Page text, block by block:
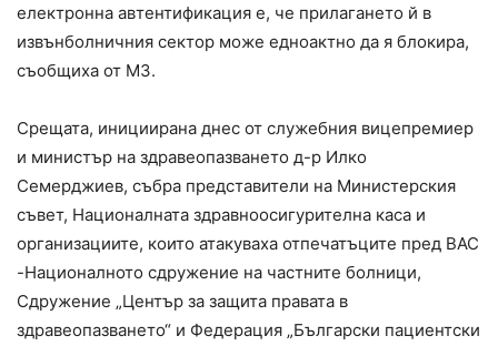
електронна автентификация е, че прилагането й в
извънболничния сектор може едноактно да я блокира,
съобщиха от МЗ.
Срещата, инициирана днес от служебния вицепремиер
и министър на здравеопазването д-р Илко
Семерджиев, събра представители на Министерския
съвет, Националната здравноосигурителна каса и
организациите, които атакуваха отпечатъците пред ВАС
-Националното сдружение на частните болници,
Сдружение „Център за защита правата в
здравеопазването“ и Федерация „Български пациентски